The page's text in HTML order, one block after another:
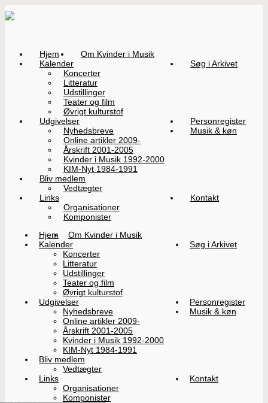
Hjem
Om Kvinder i Musik
Kalender
Koncerter
Litteratur
Udstillinger
Teater og film
Øvrigt kulturstof
Søg i Arkivet
Udgivelser
Nyhedsbreve
Online artikler 2009-
Årskrift 2001-2005
Kvinder i Musik 1992-2000
KIM-Nyt 1984-1991
Personregister
Musik & køn
Bliv medlem
Vedtægter
Links
Organisationer
Komponister
Kontakt
Hjem
Om Kvinder i Musik
Kalender
Koncerter
Litteratur
Udstillinger
Teater og film
Øvrigt kulturstof
Søg i Arkivet
Udgivelser
Nyhedsbreve
Online artikler 2009-
Årskrift 2001-2005
Kvinder i Musik 1992-2000
KIM-Nyt 1984-1991
Personregister
Musik & køn
Bliv medlem
Vedtægter
Links
Organisationer
Komponister
Kontakt